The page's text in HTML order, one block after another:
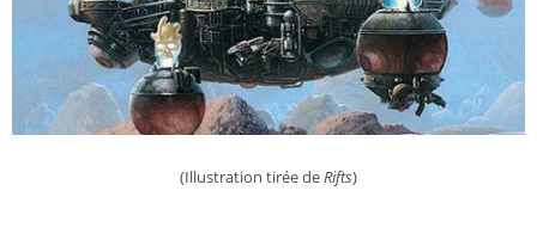
(Illustration tirée deRifts)